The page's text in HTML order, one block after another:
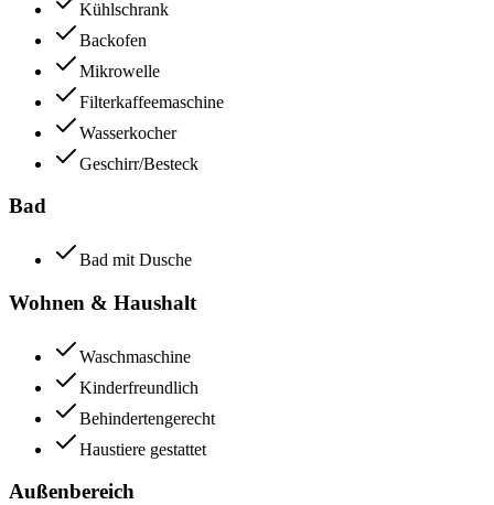
Kühlschrank
Backofen
Mikrowelle
Filterkaffeemaschine
Wasserkocher
Geschirr/Besteck
Bad
Bad mit Dusche
Wohnen & Haushalt
Waschmaschine
Kinderfreundlich
Behindertengerecht
Haustiere gestattet
Außenbereich